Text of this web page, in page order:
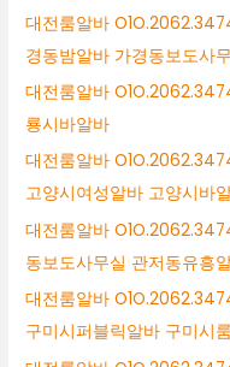
대전룸알바
경동밤알바 가경동보도사
대전룸알바
룡시바알바
대전룸알바
고양시여성알바 고양시바
대전룸알바
동보도사무실 관저동유흥
대전룸알바
구미시퍼블릭알바 구미시